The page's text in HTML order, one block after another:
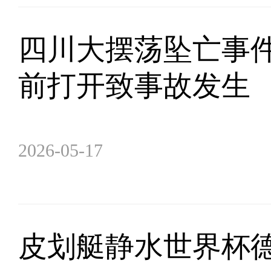
四川大摆荡坠亡事
前打开致事故发生
2026-05-17
皮划艇静水世界杯